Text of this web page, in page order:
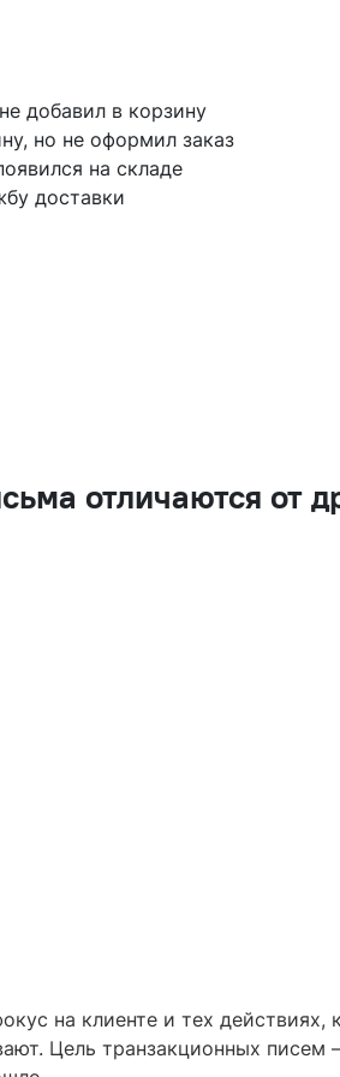
добавил в корзину
но не оформил заказ
на складе
доставки
отличаются от
на клиенте и тех действиях,
Цель транзакционных писем